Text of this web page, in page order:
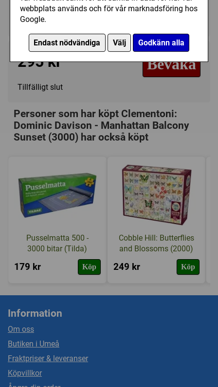
webbplats används och för vår marknadsföring hos
Google.
Endast nödvändiga Välj Godkänn alla
Konstverk/Dominic Davison
Landskap/Stad
295 kr Bevaka
Tillfälligt slut
Personer som har köpt Clementoni:
Dominic Davison - Manhattan Balcony
Sunset (3000) har också köpt
Pusselmatta 500 -
3000 bitar (Tilda)
179 kr Köp
Cobble Hill: Butterflies
and Blossoms (2000)
249 kr Köp
Information
Om oss
Butiken i Umeå
Fraktpriser & leveranser
Köpvillkor